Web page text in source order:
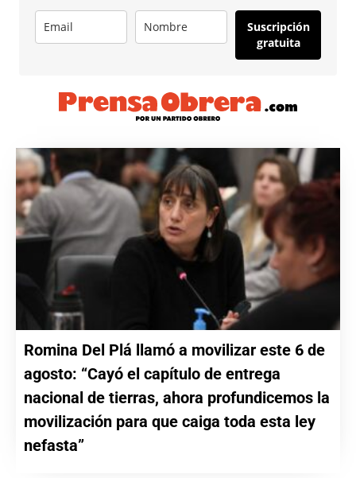
Suscripción
gratuita
Romina Del Plá llamó a movilizar este 6 de
agosto: “Cayó el capítulo de entrega
nacional de tierras, ahora profundicemos la
movilización para que caiga toda esta ley
nefasta”